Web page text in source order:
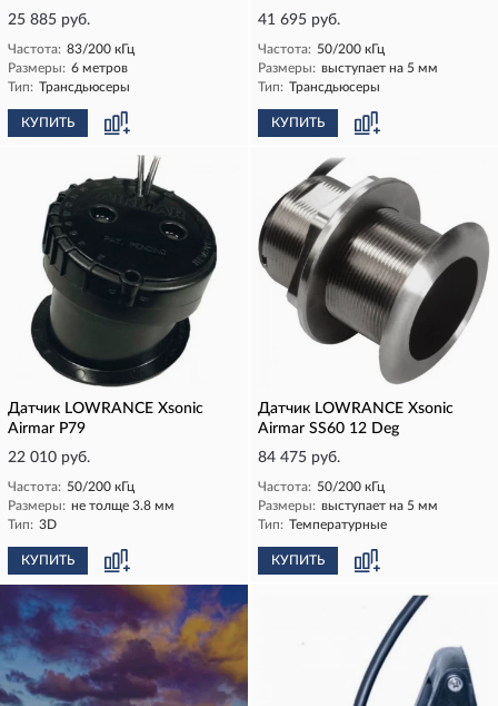
25 885 руб.
Частота: 83/200 кГц
Размеры: 6 метров
Тип: Трансдьюсеры
КУПИТЬ
41 695 руб.
Частота: 50/200 кГц
Размеры: выступает на 5 мм
Тип: Трансдьюсеры
КУПИТЬ
Датчик LOWRANCE Xsonic
Airmar P79
22 010 руб.
Частота: 50/200 кГц
Размеры: не толще 3.8 мм
Тип: 3D
КУПИТЬ
Датчик LOWRANCE Xsonic
Airmar SS60 12 Deg
84 475 руб.
Частота: 50/200 кГц
Размеры: выступает на 5 мм
Тип: Температурные
КУПИТЬ